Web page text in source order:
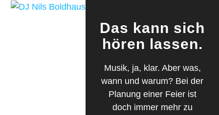
SkipOpen
Close
Das kann sich
hören lassen.
Musik, ja, klar. Aber was,
wann und warum? Bei der
Planung einer Feier ist
doch immer mehr zu